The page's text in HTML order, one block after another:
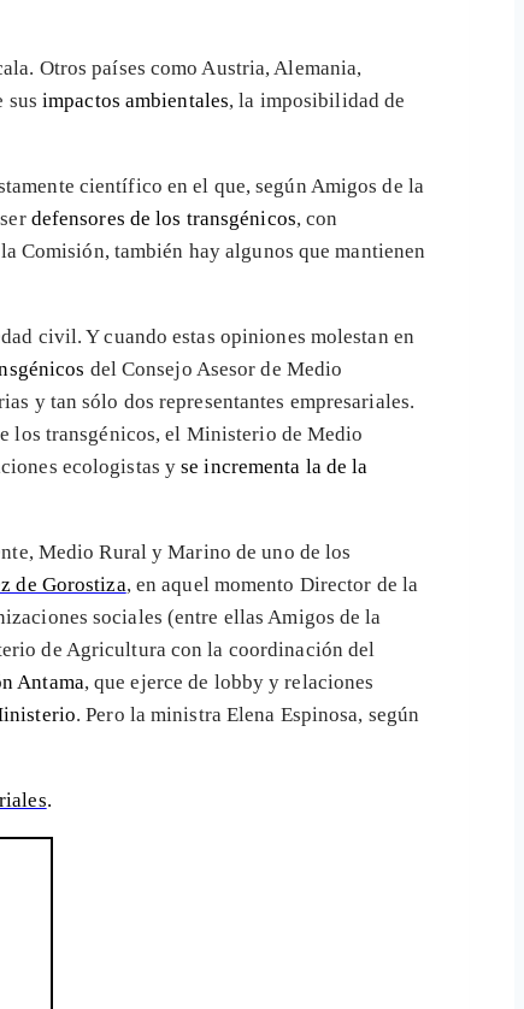
Otros países como Austria, Alemania,
susimpactos ambientales, la imposibilidad de
científico en el que, según Amigos de la
defensores de los transgénicos, con
Comisión, también hay algunos que mantienen
civil. Y cuando estas opiniones molestan en
del Consejo Asesor de Medio
y tan sólo dos representantes empresariales.
los transgénicos, el Ministerio de Medio
ecologistas yse incrementa la de la
Medio Rural y Marino de uno de los
de Gorostiza, en aquel momento Director de la
sociales (entre ellas Amigos de la
de Agricultura con la coordinación del
Antama, que ejerce de lobby y relaciones
. Pero la ministra Elena Espinosa, según
.